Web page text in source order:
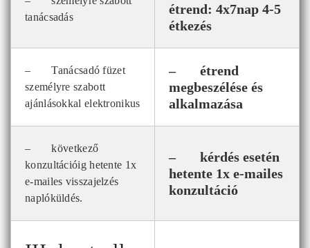
tanácsadás
étrend: 4x7nap 4-5
étkezés
– Tanácsadó füzet
személyre szabott
ajánlásokkal elektronikus
– étrend
megbeszélése és
alkalmazása
– következő
konzultációig hetente 1x
e-mailes visszajelzés
naplóküldés.
– kérdés esetén
hetente 1x e-mailes
konzultáció